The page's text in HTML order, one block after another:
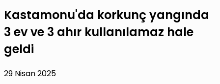
Kastamonu'da korkunç yangında
3 ev ve 3 ahır kullanılamaz hale
geldi
29 Nisan 2025